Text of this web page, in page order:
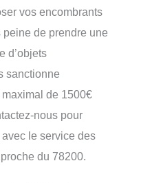
vos encombrants
de prendre une
d’objets
sanctionne
maximal de 1500€
nous pour
le service des
du 78200.